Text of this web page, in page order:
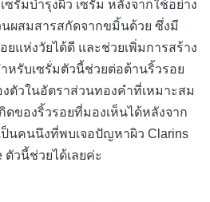
รั่มบำรุงผิว เซรั่ม หลังจากใช้อย่าง
ผสมสารสกัดจากขมิ้นด้วย ซึ่งมี
แห่งวัยได้ดี และช่วยเพิ่มการสร้าง
หรับเซรั่มตัวนี้ช่วยต่อต้านริ้วรอย
ตัวในอัตราส่วนทองคำที่เหมาะสม
ของริ้วรอยที่มองเห็นได้หลังจาก
นคนนึงที่พบเจอปัญหาผิว Clarins
ตัวนี้ช่วยได้เลยค่ะ